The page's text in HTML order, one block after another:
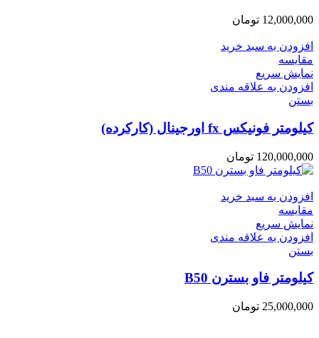
12,000,000 تومان
افزودن به سبد خرید
مقایسه
نمایش سریع
افزودن به علاقه مندی
بستن
کیلومتر فونیکس fx اورجینال (کارکرده)
120,000,000 تومان
افزودن به سبد خرید
مقایسه
نمایش سریع
افزودن به علاقه مندی
بستن
کیلومتر فاو بسترن B50
25,000,000 تومان